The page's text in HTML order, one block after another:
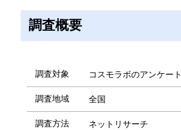
調査概要
調査対象 コスモラボのアンケー
調査地域 全国
調査方法 ネットリサーチ